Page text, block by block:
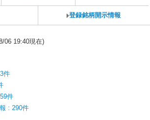
登録銘柄開示情報
06 19:40現在)
件
件
: 290件